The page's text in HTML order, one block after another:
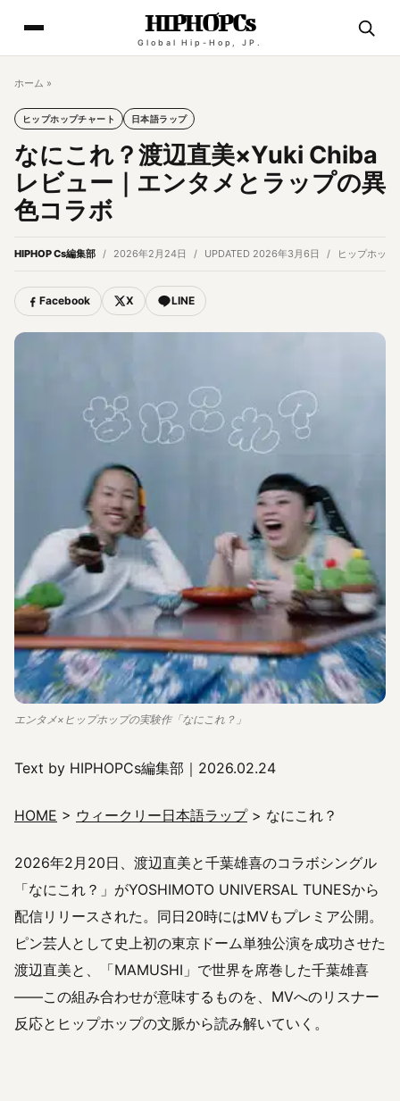
HIPHOPCs
Global Hip-Hop, JP.
ホーム »
ヒップホップチャート 日本語ラップ
なにこれ？渡辺直美×Yuki Chiba
レビュー｜エンタメとラップの異
色コラボ
HIPHOP Cs編集部 2026年2月24日 UPDATED 2026年3月6日 ヒップホップ
Facebook X LINE
エンタメ×ヒップホップの実験作「なにこれ？」
Text by HIPHOPCs編集部｜2026.02.24
HOME > ウィークリー日本語ラップ> なにこれ？
2026年2月20日、渡辺直美と千葉雄喜のコラボシングル
「なにこれ？」がYOSHIMOTO UNIVERSAL TUNESから
配信リリースされた。同日20時にはMVもプレミア公開。
ピン芸人として史上初の東京ドーム単独公演を成功させた
渡辺直美と、「MAMUSHI」で世界を席巻した千葉雄喜
——この組み合わせが意味するものを、MVへのリスナー
反応とヒップホップの文脈から読み解いていく。